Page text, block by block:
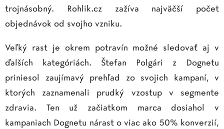
trojnásobný. Rohlik.cz zažíva najväčší počet
objednávok od svojho vzniku.
Veľký rast je okrem potravín možné sledovať aj v
ďalších kategóriách. Štefan Polgári z Dognetu
priniesol zaujímavý prehľad zo svojich kampaní, v
ktorých zaznamenali prudký vzostup v segmente
zdravia. Ten už začiatkom marca dosiahol v
kampaniach Dognetu nárast o viac ako 50% konverzií,